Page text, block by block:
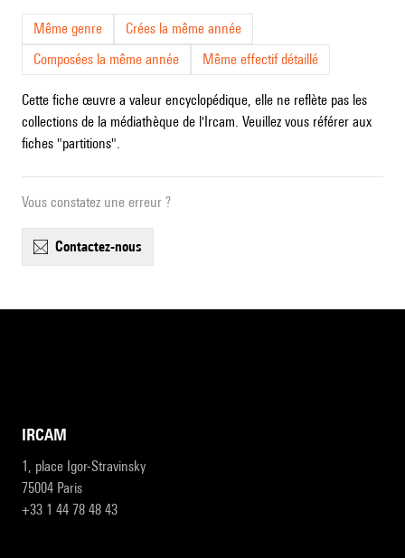
Même genre
Crées la même année
Composées la même année
Même effectif détaillé
Cette fiche œuvre a valeur encyclopédique, elle ne reflète pas les
collections de la médiathèque de l'Ircam. Veuillez vous référer aux
fiches "partitions".
Vous constatez une erreur ?
contactez-nous
IRCAM
1, place Igor-Stravinsky
75004 Paris
+33 1 44 78 48 43